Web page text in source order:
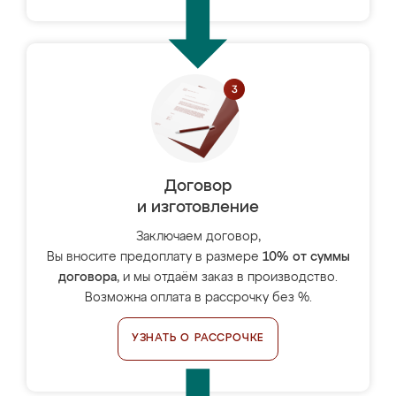
Договор
и изготовление
Заключаем договор,
Вы вносите предоплату в размере 10% от суммы
договора, и мы отдаём заказ в производство.
Возможна оплата в рассрочку без %.
УЗНАТЬ О РАССРОЧКЕ